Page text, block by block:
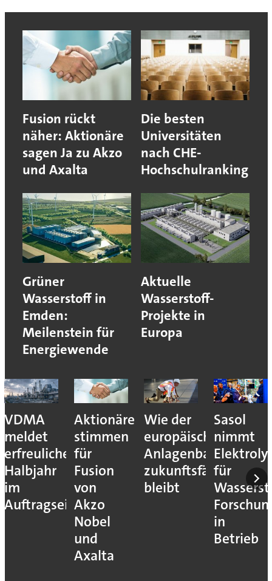
Fusion rückt
näher: Aktionäre
sagen Ja zu Akzo
und Axalta
Die besten
Universitäten
nach CHE-
Hochschulranking
Grüner
Wasserstoff in
Emden:
Meilenstein für
Energiewende
Aktuelle
Wasserstoff-
Projekte in
Europa
VDMA
meldet
erfreuliches
Halbjahr
im
Auftragseingang
Aktionäre
stimmen
für
Fusion
von
Akzo
Nobel
und
Axalta
Wie der
europäische
Anlagenbau
zukunftsfähig
bleibt
Sasol
nimmt
für
in
Betrieb